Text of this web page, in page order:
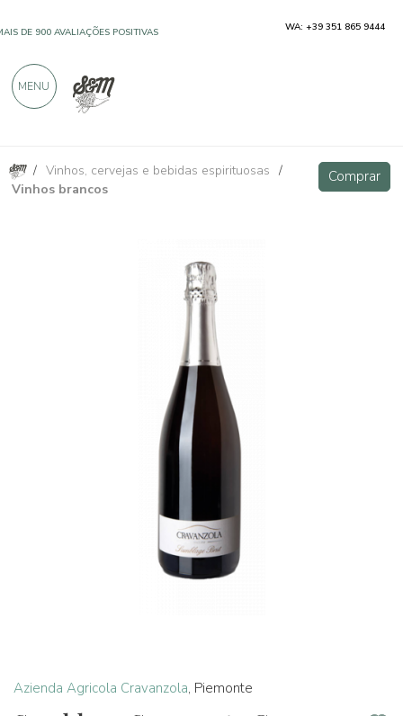
/ Vinhos, cervejas e bebidas espirituosas /
Vinhos brancos
Comprar
Azienda Agricola Cravanzola, Piemonte
Samblage Spumante Cuvee Brut - Cravanzola Comprar
DE 900 AVALIAÇÕES POSITIVAS WA: +39 351 865 9444
MENU